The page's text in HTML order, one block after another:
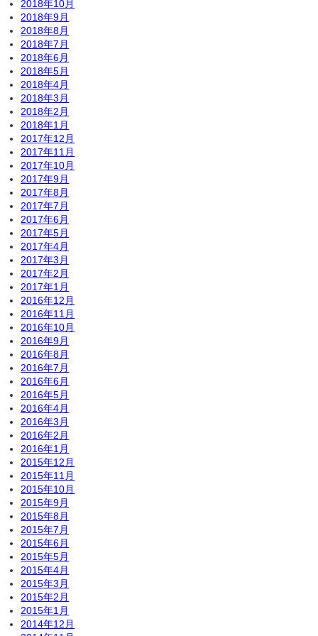
2018年10月
2018年9月
2018年8月
2018年7月
2018年6月
2018年5月
2018年4月
2018年3月
2018年2月
2018年1月
2017年12月
2017年11月
2017年10月
2017年9月
2017年8月
2017年7月
2017年6月
2017年5月
2017年4月
2017年3月
2017年2月
2017年1月
2016年12月
2016年11月
2016年10月
2016年9月
2016年8月
2016年7月
2016年6月
2016年5月
2016年4月
2016年3月
2016年2月
2016年1月
2015年12月
2015年11月
2015年10月
2015年9月
2015年8月
2015年7月
2015年6月
2015年5月
2015年4月
2015年3月
2015年2月
2015年1月
2014年12月